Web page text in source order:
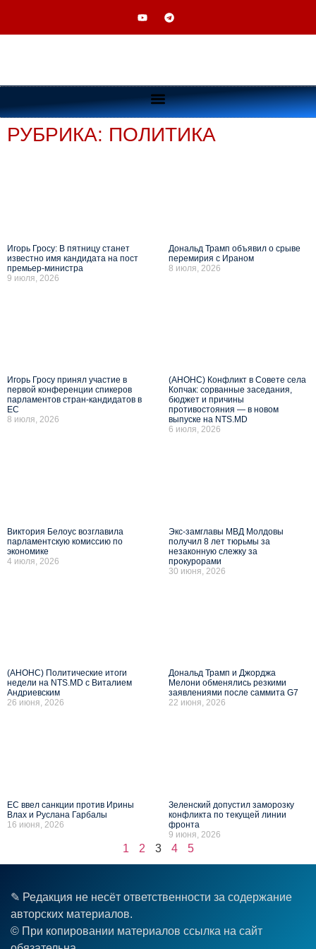
РУБРИКА: ПОЛИТИКА
Игорь Гросу: В пятницу станет
известно имя кандидата на пост
премьер-министра
9 июля, 2026
Дональд Трамп объявил о срыве
перемирия с Ираном
8 июля, 2026
Игорь Гросу принял участие в
первой конференции спикеров
парламентов стран-кандидатов в
ЕС
8 июля, 2026
(АНОНС) Конфликт в Совете села
Копчак: сорванные заседания,
бюджет и причины
противостояния — в новом
выпуске на NTS.MD
6 июля, 2026
Виктория Белоус возглавила
парламентскую комиссию по
экономике
4 июля, 2026
Экс-замглавы МВД Молдовы
получил 8 лет тюрьмы за
незаконную слежку за
прокурорами
30 июня, 2026
(АНОНС) Политические итоги
недели на NTS.MD с Виталием
Андриевским
26 июня, 2026
Дональд Трамп и Джорджа
Мелони обменялись резкими
заявлениями после саммита G7
22 июня, 2026
ЕС ввел санкции против Ирины
Влах и Руслана Гарбалы
16 июня, 2026
Зеленский допустил заморозку
конфликта по текущей линии
фронта
9 июня, 2026
1 2 3 4 5
✎ Редакция не несёт ответственности за содержание
авторских материалов.
© При копировании материалов ссылка на сайт